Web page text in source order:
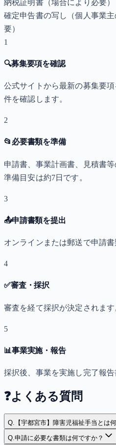
納税証明書（場合により必要）
確定申告書の写し（個人事業主
要）
1
🔍募集要項を確認
公式サイトから最新の募集要
件を確認します。
2
📂 必要書類を準備
申請書、事業計画書、見積書
準備目安は約7日です。
3
📤申請書類を提出
オンラインまたは郵送で申請書
4
✅審査・採択
審査を経て採択が決定されます
5
📊事業実施・報告
採択後、事業を実施し完了報告
❓よくある質問
Q. 【宇都宮市】障害児福祉手当とは
Q.申請に必要な書類は何ですか？